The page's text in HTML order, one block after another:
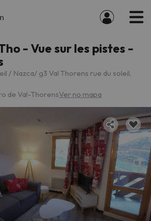
- Vue sur les pistes -
/ Nazca/ g3 Val Thorens rue du soleil,
de Val-ThorensVer no mapa